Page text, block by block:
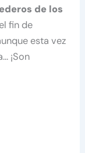
de los
fin de
esta vez
¡Son